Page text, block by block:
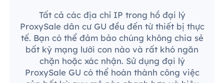
Tất cả các địa chỉ IP trong hồ đại lý
ProxySale dân cư GU đều đến từ thiết bị thực
tế. Bạn có thể đảm bảo chúng không chia sẻ
bất kỳ mạng lưới con nào và rất khó ngăn
chặn hoặc xác nhận. Sử dụng đại lý
ProxySale GU có thể hoàn thành công việc